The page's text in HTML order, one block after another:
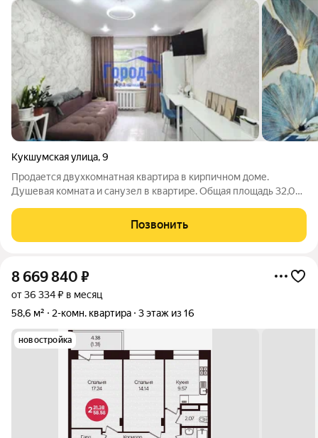
Кукшумская улица,9
Продается двухкомнатная квартира в кирпичном доме.
Душевая комната и санузел в квартире. Общая площадь 32,00
стеклопакеты, железная дверь. В доме есть пассажирский
лифт. Остается вся мебель: шкаф в
Позвонить
8 669 840 ₽
от 36 334 ₽ в месяц
58,6 м²
2-комн. квартира 3 этаж из 16
новостройка